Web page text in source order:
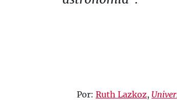
Por: Ruth Lazkoz,